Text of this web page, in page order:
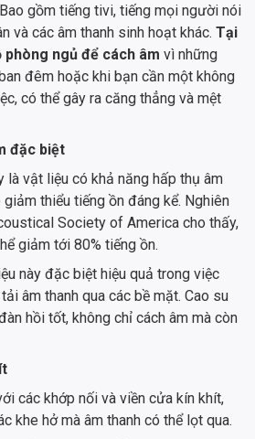
gồm tiếng tivi, tiếng mọi người nói
và các âm thanh sinh hoạt khác. Tại
ngủ để cách âm vì những
đêm hoặc khi bạn cần một không
có thể gây ra căng thẳng và mệt
đặc biệt
là vật liệu có khả năng hấp thụ âm
thiểu tiếng ồn đáng kể. Nghiên
Society of America cho thấy,
giảm tới 80% tiếng ồn.
này đặc biệt hiệu quả trong việc
âm thanh qua các bề mặt. Cao su
hồi tốt, không chỉ cách âm mà còn
các khớp nối và viền cửa kín khít,
khe hở mà âm thanh có thể lọt qua.